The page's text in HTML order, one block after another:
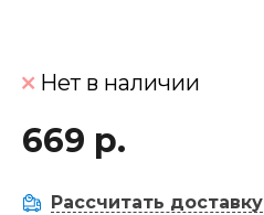
Нет в наличии
669 р.
Рассчитать доставку